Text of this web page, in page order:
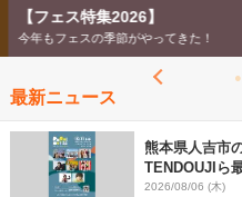
【フェス特集2026】
今年もフェスの季節がやってきた！
最新ニュース
熊本県人吉市
TENDOUJIら
支援プロジェ
2026/08/06 (木)